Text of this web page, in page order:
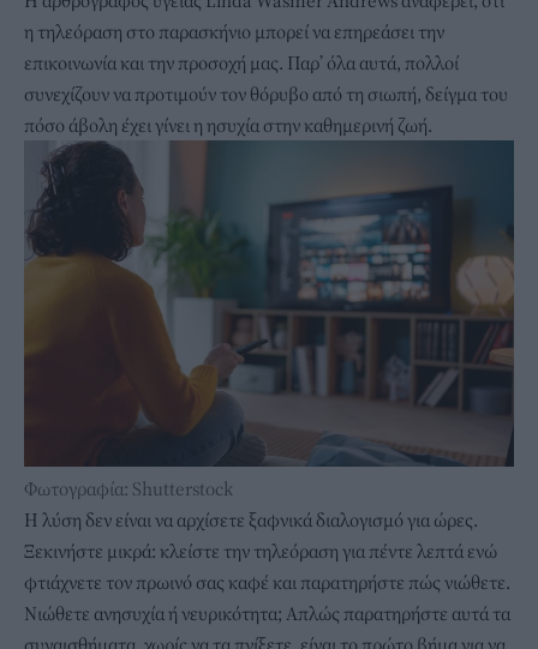
η τηλεόραση στο παρασκήνιο μπορεί να επηρεάσει την
επικοινωνία και την προσοχή μας. Παρ’ όλα αυτά, πολλοί
συνεχίζουν να προτιμούν τον θόρυβο από τη σιωπή, δείγμα του
πόσο άβολη έχει γίνει η ησυχία στην καθημερινή ζωή.
Φωτογραφία: Shutterstock
Η λύση δεν είναι να αρχίσετε ξαφνικά διαλογισμό για ώρες.
Ξεκινήστε μικρά: κλείστε την τηλεόραση για πέντε λεπτά ενώ
φτιάχνετε τον πρωινό σας καφέ και παρατηρήστε πώς νιώθετε.
Νιώθετε ανησυχία ή νευρικότητα; Απλώς παρατηρήστε αυτά τα